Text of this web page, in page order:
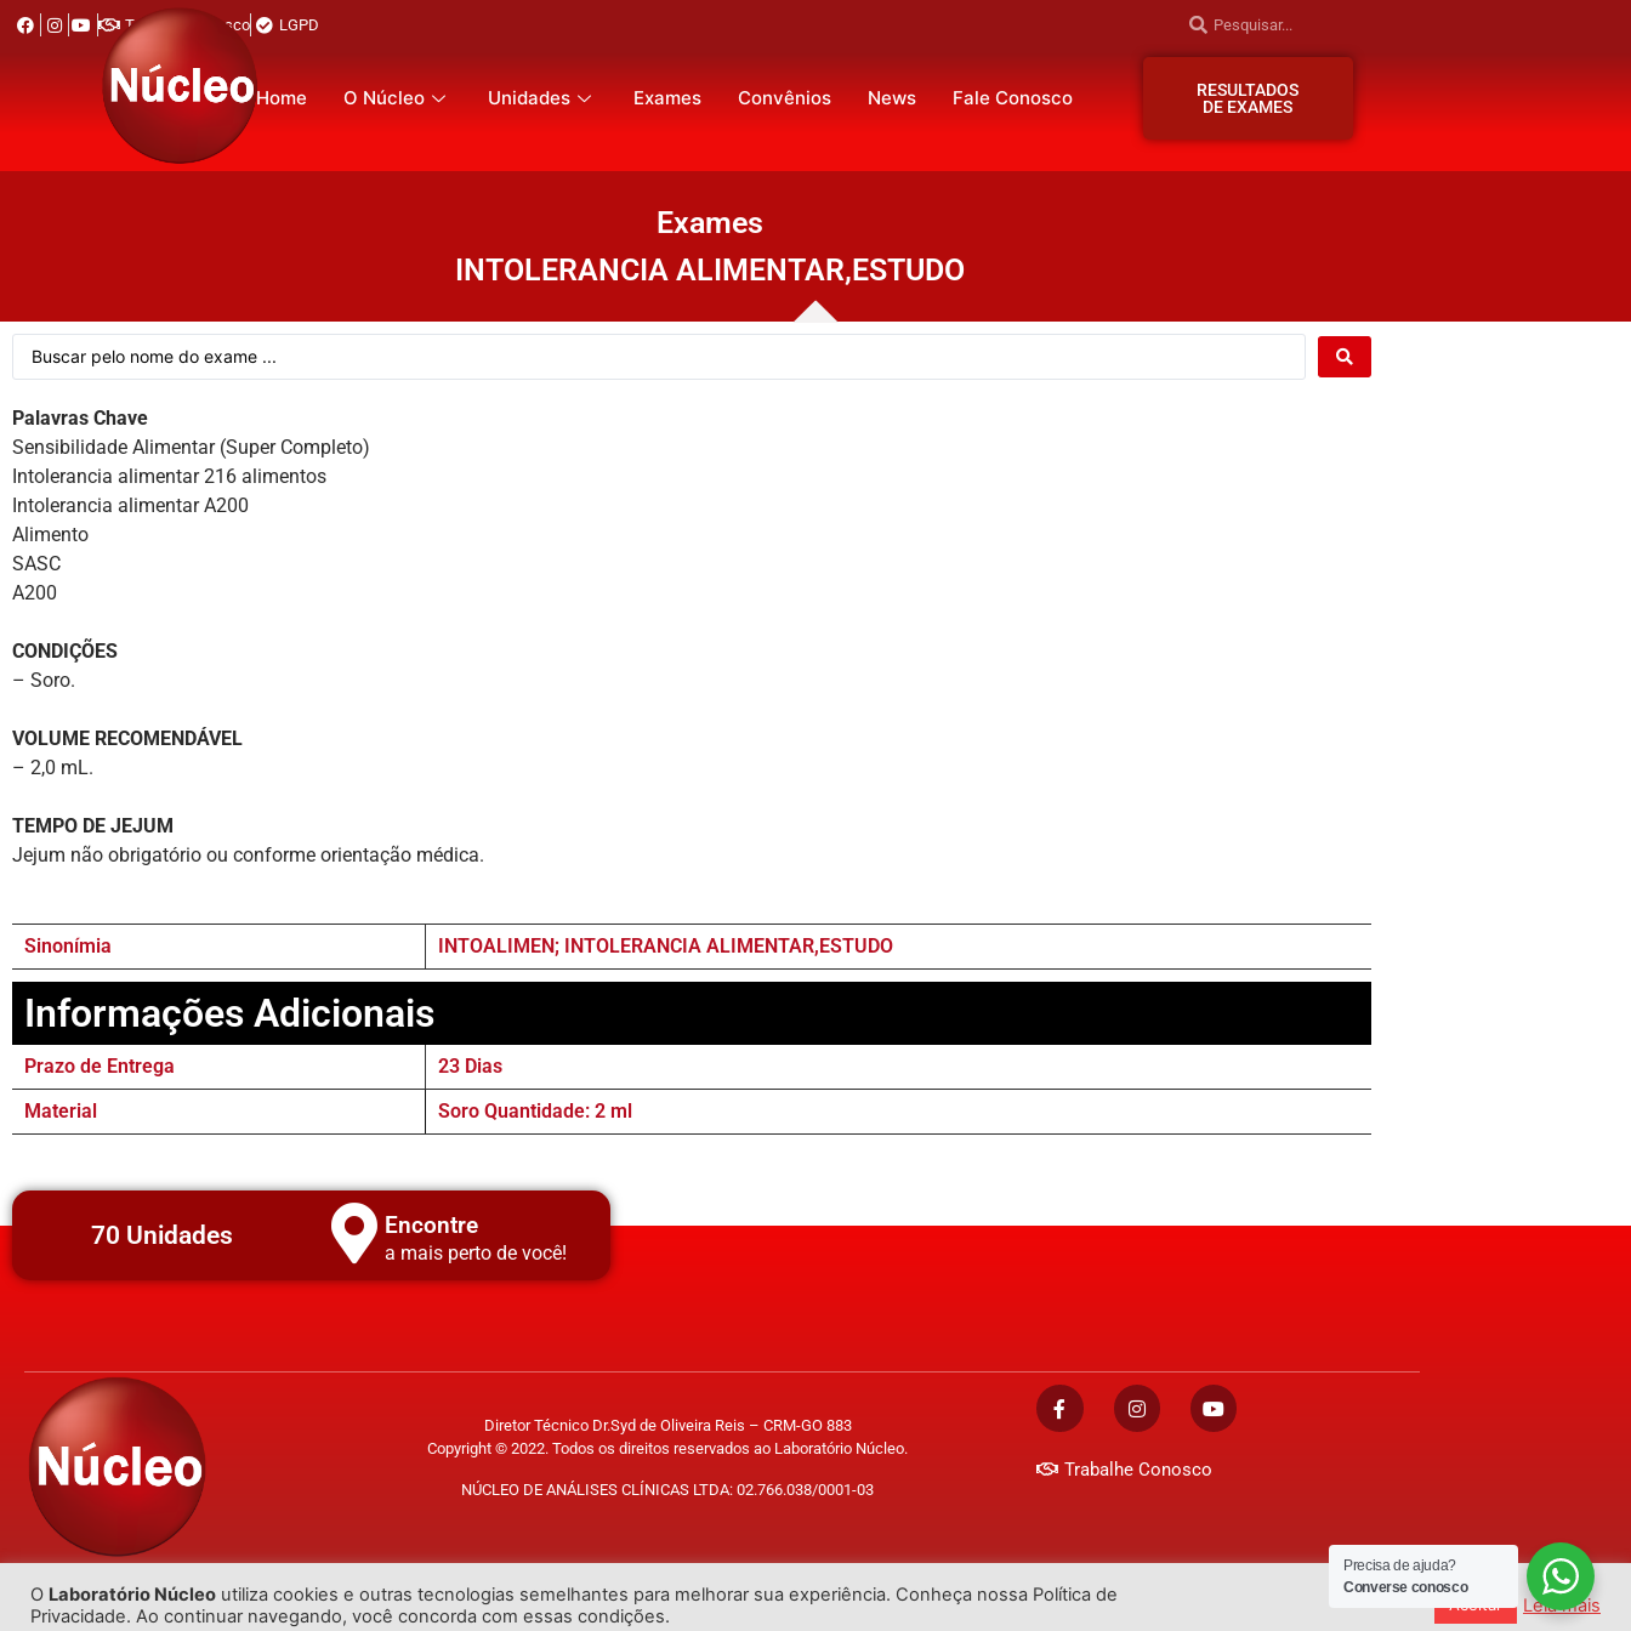
Trabalhe Conosco LGPD
Home O Núcleo Unidades Exames Convênios News Fale Conosco
RESULTADOS
DE EXAMES
Exames
INTOLERANCIA ALIMENTAR,ESTUDO
Palavras Chave
Sensibilidade Alimentar (Super Completo)
Intolerancia alimentar 216 alimentos
Intolerancia alimentar A200
Alimento
SASC
A200
CONDIÇÕES
– Soro.
VOLUME RECOMENDÁVEL
– 2,0 mL.
TEMPO DE JEJUM
Jejum não obrigatório ou conforme orientação médica.
Sinonímia INTOALIMEN; INTOLERANCIA ALIMENTAR,ESTUDO
Informações Adicionais
Prazo de Entrega
23 Dias
Material
Soro Quantidade: 2 ml
70 Unidades Encontre
a mais perto de você!
Diretor Técnico Dr.Syd de Oliveira Reis – CRM-GO 883
Copyright © 2022. Todos os direitos reservados ao Laboratório Núcleo.
NÚCLEO DE ANÁLISES CLÍNICAS LTDA: 02.766.038/0001-03
Trabalhe Conosco
Desenvolvido porGO!Sites
O Laboratório Núcleo utiliza cookies e outras tecnologias semelhantes para melhorar sua experiência. Conheça nossa Política de
Privacidade. Ao continuar navegando, você concorda com essas condições.
Aceitar Leia mais
Precisa de ajuda?
Converse conosco